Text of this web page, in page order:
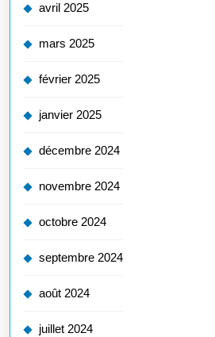
avril 2025
mars 2025
février 2025
janvier 2025
décembre 2024
novembre 2024
octobre 2024
septembre 2024
août 2024
juillet 2024